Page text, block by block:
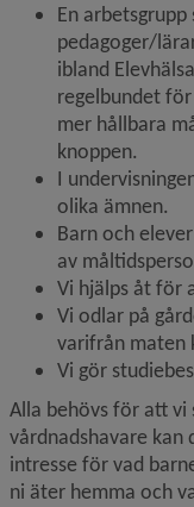
En
pedagoger/
ibland
regelbundet
mer hållbara
knoppen.
I
olika ämnen.
Barn och
av
Vi hjälps åt för
Vi odlar på
varifrån maten
Vi gör
Alla behövs för att vi
vårdnadshavare kan
intresse för vad
ni äter hemma och